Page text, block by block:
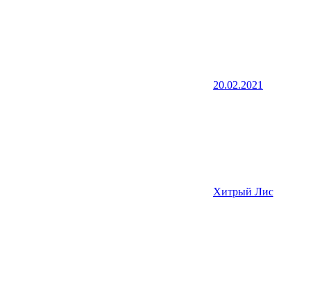
20.02.2021
Хитрый Лис